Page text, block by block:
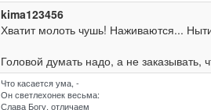
kima123456
Хватит молоть чушь! Наживаются...
Головой думать надо, а не заказывать,
Что касается ума, -
Он светлехонек весьма:
Слава Богу, отличаем